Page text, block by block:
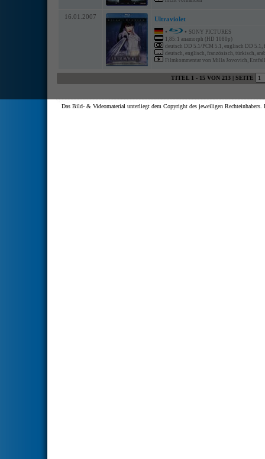
16.01.2007
Ultraviolet
•
• SONY PICTURES
1,85:1 anamorph (HD 1080p)
deutsch DD 5.1/PCM 5.1, englisch DD 5.1,
deutsch, englisch, französisch, türkisch,
Filmkommentar von Milla Jovovich,
TITEL 1 - 15 VON 213 | SEITE
Das Bild- & Videomaterial unterliegt dem Copyright des jeweiligen